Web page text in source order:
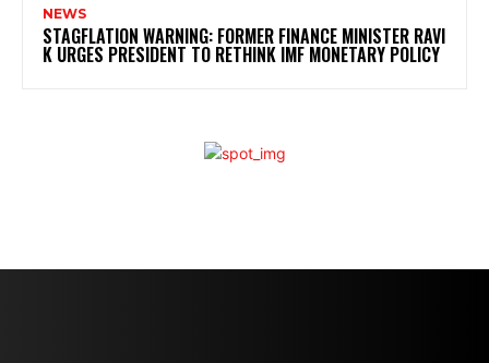
NEWS
STAGFLATION WARNING: FORMER FINANCE MINISTER RAVI
K URGES PRESIDENT TO RETHINK IMF MONETARY POLICY